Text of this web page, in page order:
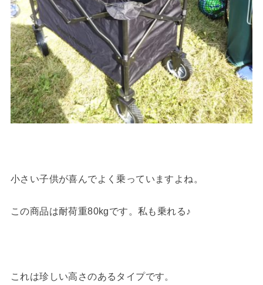
小さい子供が喜んでよく乗っていますよね。
この商品は耐荷重80kgです。私も乗れる♪
これは珍しい高さのあるタイプです。